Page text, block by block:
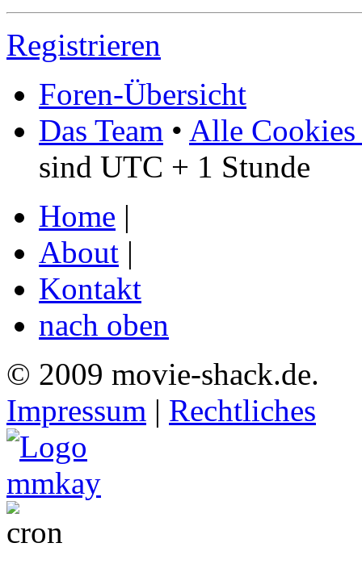
Registrieren
Foren-Übersicht
Das Team • Alle Cookies
sind UTC + 1 Stunde
Home |
About |
Kontakt
nach oben
© 2009 movie-shack.de.
Impressum | Rechtliches